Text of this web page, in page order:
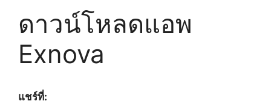
ดาวน์โหลดแอพ
Exnova
แชร์ที่: